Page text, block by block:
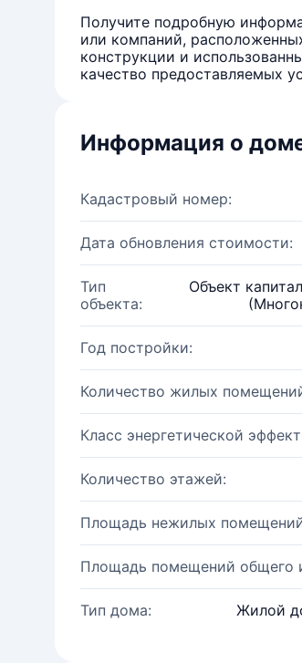
Получите подробную
или компаний,
конструкции и
качество предоставляемых
Информация о
Кадастровый номер:
Дата обновления стоимости:
Тип
объекта:
Объект
Год постройки:
Количество жилых
Класс энергетической
Количество этажей:
Площадь нежилых
Площадь помещений общего
Тип дома: Жилой